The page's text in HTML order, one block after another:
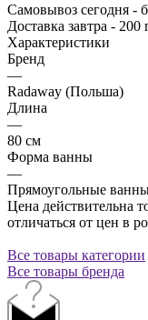
Самовывоз сегодня -
Доставка завтра - 200
Характеристики
Бренд
—
Radaway (Польша)
Длина
—
80 см
Форма ванны
—
Прямоугольные
Цена действительна
отличаться от цен в
Все товары категории
Все товары бренда